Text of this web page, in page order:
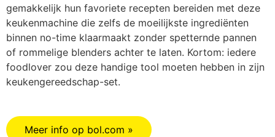
gemakkelijk hun favoriete recepten bereiden met deze
keukenmachine die zelfs de moeilijkste ingrediënten
binnen no-time klaarmaakt zonder spetternde pannen
of rommelige blenders achter te laten. Kortom: iedere
foodlover zou deze handige tool moeten hebben in zijn
keukengereedschap-set.
Meer info op bol.com »